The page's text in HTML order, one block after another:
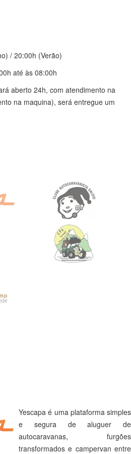
/ 20:00h (Verão)
até às 08:00h
aberto 24h, com atendimento na
na maquina), será entregue um
Yescapa é uma plataforma simples
e segura de aluguer de
autocaravanas, furgões
transformados e campervan entre